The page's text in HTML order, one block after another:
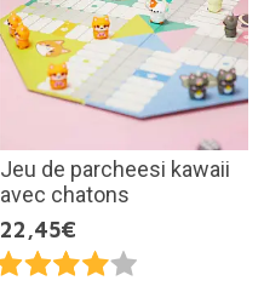
Jeu de parcheesi kawaii
avec chatons
22,45€